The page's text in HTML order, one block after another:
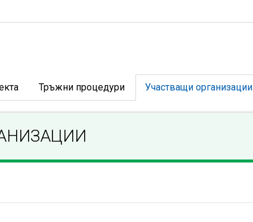
Тръжни процедури Участващи организации